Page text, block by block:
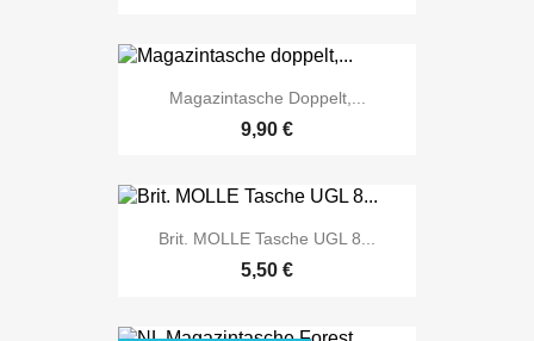
Magazintasche Doppelt,...
9,90 €
Brit. MOLLE Tasche UGL 8...
5,50 €